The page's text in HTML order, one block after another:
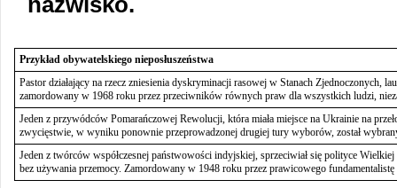
Przykład obywatelskiego nieposłuszeństwa
Pastor działający na rzecz zniesienia dyskryminacji rasowej w Stanach Zjednoczonych,
zamordowany w 1968 roku przez przeciwników równych praw dla wszystkich ludzi,
Jeden z przywódców Pomarańczowej Rewolucji, która miała miejsce na Ukrainie na
zwycięstwie, w wyniku ponownie przeprowadzonej drugiej tury wyborów, został
Jeden z twórców współczesnej państwowości indyjskiej, sprzeciwiał się polityce
bez używania przemocy. Zamordowany w 1948 roku przez prawicowego fundamentalistę